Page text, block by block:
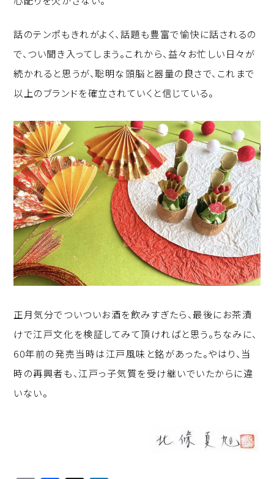
話のテンポもきれがよく、話題も豊富で愉快に話されるの
で、つい聞き入ってしまう。これから、益々お忙しい日々が
続かれると思うが、聡明な頭脳と器量の良さで、これまで
以上のブランドを確立されていくと信じている。
正月気分でついついお酒を飲みすぎたら、最後にお茶漬
けで江戸文化を検証してみて頂ければと思う。ちなみに、
60年前の発売当時は江戸風味と銘があった。やはり、当
時の再興者も、江戸っ子気質を受け継いでいたからに違
いない。